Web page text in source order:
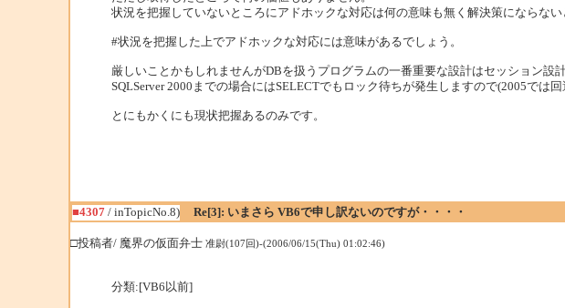
状況を把握していないところにアドホックな対応は何の意味も無く解決策にならない
#状況を把握した上でアドホックな対応には意味があるでしょう。
厳しいことかもしれませんがDBを扱うプログラムの一番重要な設計はセッション設計
SQLServer 2000までの場合にはSELECTでもロック待ちが発生しますので(2005では
とにもかくにも現状把握あるのみです。
■4307/ inTopicNo.8)
Re[3]: いまさら VB6で申し訳ないのですが・・・・
□投稿者/ 魔界の仮面弁士 准尉(107回)-(2006/06/15(Thu) 01:02:46)
分類:[VB6以前]